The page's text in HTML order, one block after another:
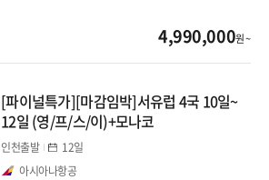
베네룩스(네덜란드/벨기에)
동유럽
동유럽 3개국 이하
4,990,000원 ~
[파이널특가][마감임박]서유럽 4국 10일~
12일 (영/프/스/이)+모나코
인천출발
12일
아시아나항공